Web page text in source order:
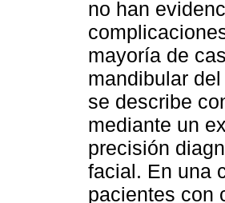
no han
mayoría de
mandibular
se describe
mediante un
precisión
facial. En una
pacientes con